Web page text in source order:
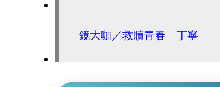
鏡大咖／救贖青春 丁寧